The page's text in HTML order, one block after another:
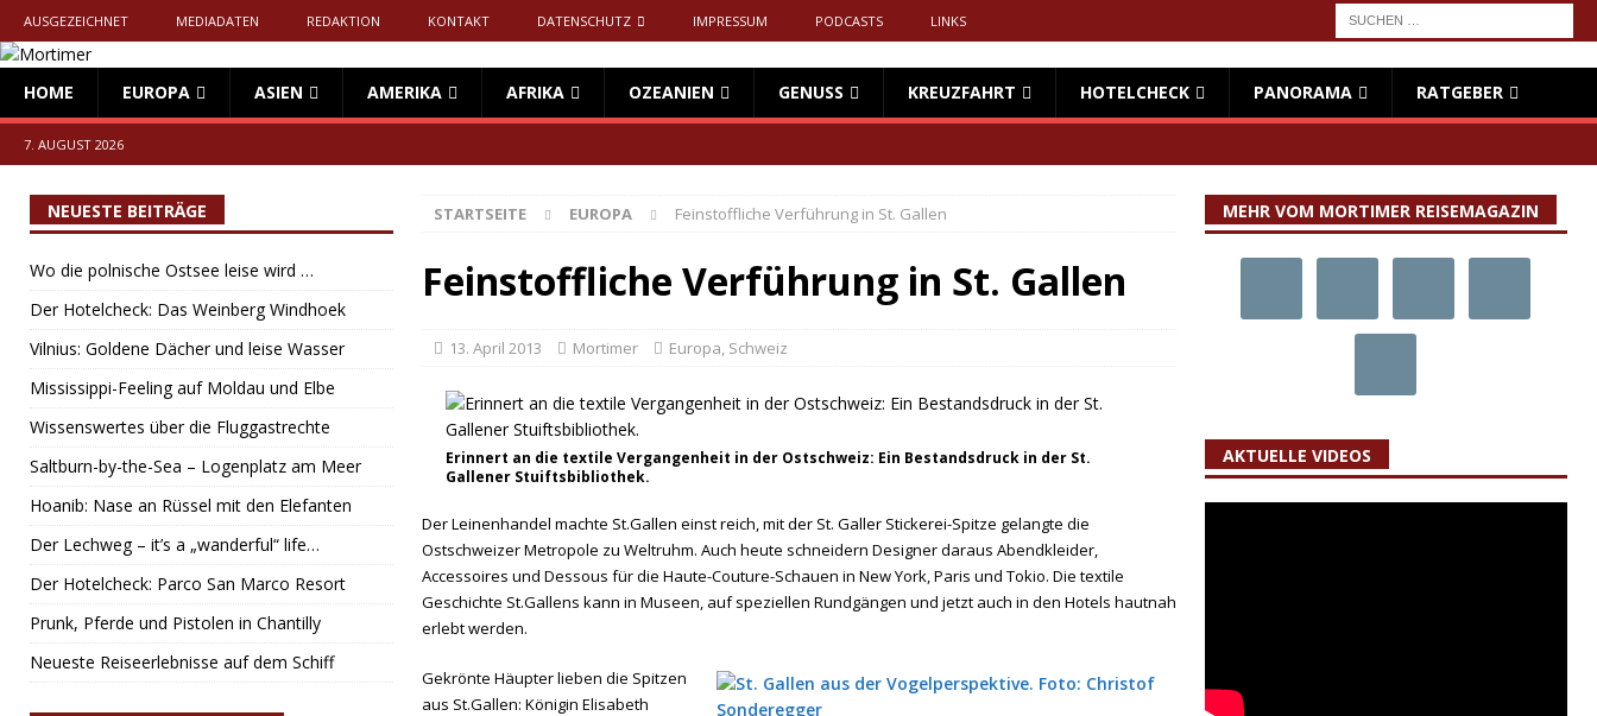
AUSGEZEICHNET MEDIADATEN REDAKTION KONTAKT DATENSCHUTZ IMPRESSUM PODCASTS LINKS
HOME EUROPA ASIEN AMERIKA AFRIKA OZEANIEN GENUSS KREUZFAHRT HOTELCHECK PANORAMA RATGEBER
7. AUGUST 2026
STARTSEITE EUROPA Feinstoffliche Verführung in St. Gallen
Feinstoffliche Verführung in St. Gallen
13. April 2013 Mortimer Europa, Schweiz
Erinnert an die textile Vergangenheit in der Ostschweiz: Ein Bestandsdruck in der St.
Gallener Stuiftsbibliothek.
Der Leinenhandel machte St.Gallen einst reich, mit der St. Galler Stickerei-Spitze gelangte die
Ostschweizer Metropole zu Weltruhm. Auch heute schneidern Designer daraus Abendkleider,
Accessoires und Dessous für die Haute-Couture-Schauen in New York, Paris und Tokio. Die textile
Geschichte St.Gallens kann in Museen, auf speziellen Rundgängen und jetzt auch in den Hotels hautnah
erlebt werden.
Gekrönte Häupter lieben die Spitzen
aus St.Gallen: Königin Elisabeth
NEUESTE BEITRÄGE
Wo die polnische Ostsee leise wird …
Der Hotelcheck: Das Weinberg Windhoek
Vilnius: Goldene Dächer und leise Wasser
Mississippi-Feeling auf Moldau und Elbe
Wissenswertes über die Fluggastrechte
Saltburn-by-the-Sea – Logenplatz am Meer
Hoanib: Nase an Rüssel mit den Elefanten
Der Lechweg – it’s a „wanderful“ life…
Der Hotelcheck: Parco San Marco Resort
Prunk, Pferde und Pistolen in Chantilly
Neueste Reiseerlebnisse auf dem Schiff
MEHR VOM MORTIMER REISEMAGAZIN
AKTUELLE VIDEOS